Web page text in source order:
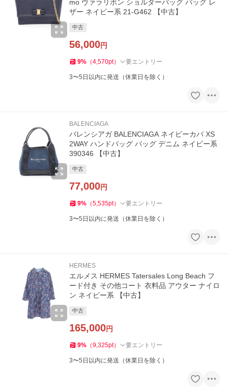
mo ヴァラリボン ショルダーバッグ バッグ レ
ザー ネイビー系 21-G462 【中古】
中古
56,000円
9% （4,570pt） 要エントリー
3〜5日以内に発送（休業日を除く）
BALENCIAGA
バレンシアガ BALENCIAGA ネイビーカバ XS
2WAY ハンドバッグ バッグ デニム ネイビー系
390346 【中古】
中古
77,000円
9% （5,535pt） 要エントリー
3〜5日以内に発送（休業日を除く）
HERMES
エルメス HERMES Tatersales Long Beach フ
ード付き その他コート 衣料品 アウター ナイロ
ン ネイビー系 【中古】
中古
165,000円
9% （9,325pt） 要エントリー
3〜5日以内に発送（休業日を除く）